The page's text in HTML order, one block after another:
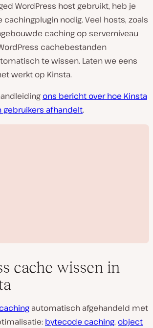
WordPress host gebruikt, heb je
cachingplugin nodig. Veel hosts, zoals
caching op serverniveau
cachebestanden
te wissen. Laten we eens
werkt op Kinsta.
ons bericht over hoe Kinsta
gebruikers afhandelt.
V
i
d
cache wissen in
caching automatisch afgehandeld met
bytecode caching, object